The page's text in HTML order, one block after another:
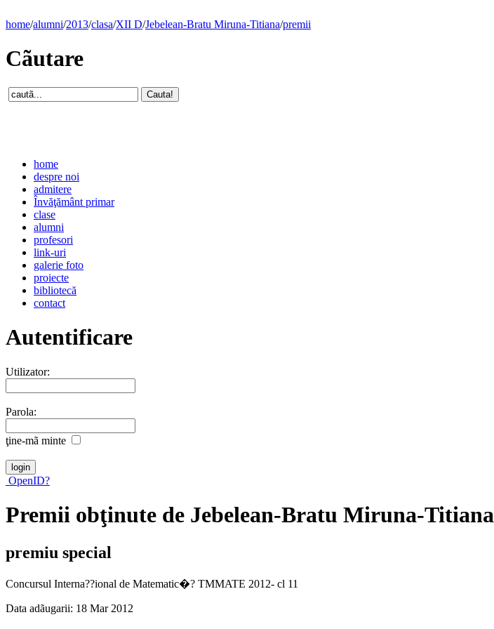
home/alumni/2013/clasa/XII D/Jebelean-Bratu Miruna-Titiana/premii
Cãutare
home
despre noi
admitere
Învăţământ primar
clase
alumni
profesori
link-uri
galerie foto
proiecte
bibliotecă
contact
Autentificare
Utilizator:
Parola:
ţine-mã minte
OpenID?
Premii obţinute de Jebelean-Bratu Miruna-Titiana
premiu special
Concursul Interna??ional de Matematic�? TMMATE 2012- cl 11
Data adãugarii: 18 Mar 2012